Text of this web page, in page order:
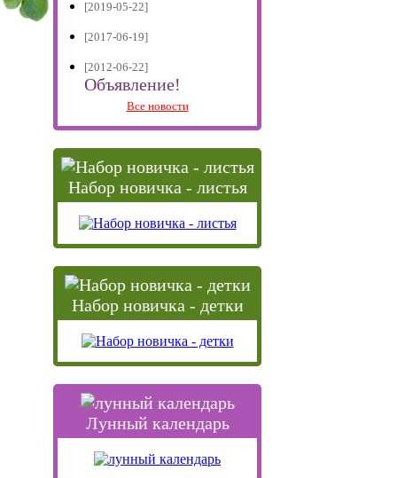
[2019-05-22]
[2017-06-19]
[2012-06-22]
Объявление!
Все новости
Набор новичка - листья
Набор новичка - детки
Лунный календарь